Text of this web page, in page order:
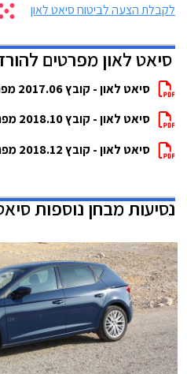
לקבלת הצעה לביטוח סיאט לאון
סיאט לאון מפרטים
סיאט לאון - קובץ 2017.06 מפרט טכני מלא להורדה
סיאט לאון - קובץ 2018.10 מפרט טכני מלא להורדה
סיאט לאון - קובץ 2018.12 מפרט טכני מלא להורדה
נסיעות מבחן נוספות